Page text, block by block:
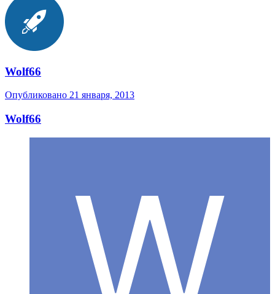
Wolf66
Опубликовано 21 января, 2013
Wolf66